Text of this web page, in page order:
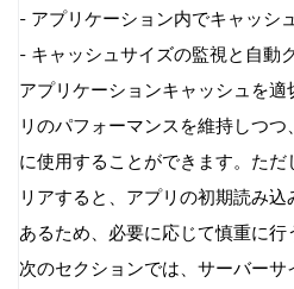
- アプリケーション内でキャッシ
- キャッシュサイズの監視と自動
アプリケーションキャッシュを
リのパフォーマンスを維持しつ
に使用することができます。た
リアすると、アプリの初期読み
あるため、必要に応じて慎重に行
次のセクションでは、サーバー